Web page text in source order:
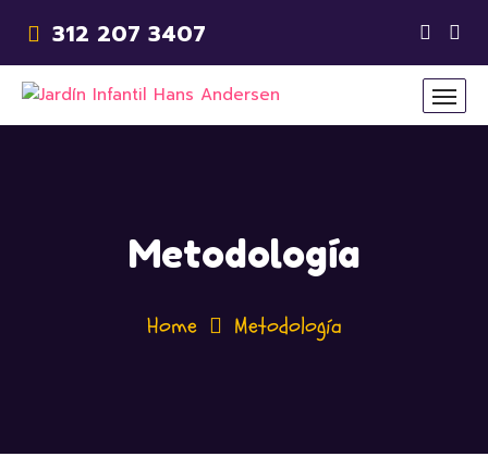
312 207 3407
Metodología
Home Metodología